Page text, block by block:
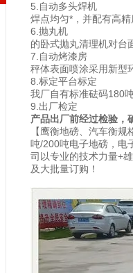
5.自动多头焊机
焊点均匀*，并配有高
6.抛丸机
的卧式抛丸清理机对台
7.自动烤漆房
秤体表面喷涂采用新型
8.标定平台标定
我厂自有标准砝码180
9.出厂检定
产品出厂前经过检验，
【鹰衡地磅、汽车衡规
吨/200吨电子地磅，电
司以专业的技术力量+
及大批量订购！